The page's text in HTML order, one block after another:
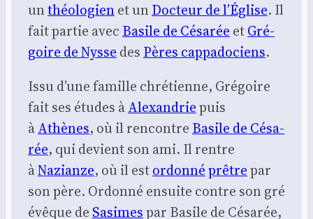
unthéo­lo­gienet unDoc­teur de l’É­glise. Il
fait par­tie avec Basile de Césa­rée etGré­
goire de Nysse des Pères cap­pa­do­ciens.
Issu d’une famille chré­tienne, Gré­goire
fait ses études àAlexan­driepuis
àAthènes, où il ren­contre Basile de Césa­
rée, qui devient son ami. Il rentre
àNazianze, où il estordon­néprêtrepar
son père. Ordon­né ensuite contre son gré
évêque de Sasimespar Basile de Césa­rée,